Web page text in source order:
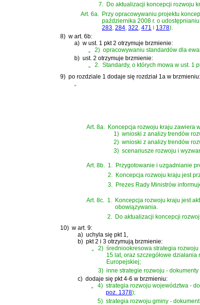
7. Do aktualizacji koncepcji rozwoju
Art. 6a. Przy opracowywaniu projektu
października 2008 r. o
283, 284, 322, 471 i 1378).
8) w art. 6b:
a) w ust. 1 pkt 2 otrzymuje brzmienie:
2) opracowywaniu standardów dla
b) ust. 2 otrzymuje brzmienie:
„
2. Standardy, o których mowa w ust. 1
9) po rozdziale 1 dodaje się rozdział 1a w brzmieniu:
„
Art. 8a. Koncepcja rozwoju kraju zawiera
1) wnioski z analizy trendów
2) wnioski z analizy trendów
3) scenariusze rozwoju i
Art. 8b. 1.
Przygotowanie i uzgadnianie
2.
Koncepcja rozwoju kraju jest
3.
Prezes Rady Ministrów
Art. 8c. 1.
Koncepcja rozwoju kraju jest
obowiązywania.
2.
Do aktualizacji koncepcji
10) w art. 9:
a) uchyla się pkt 1,
b) pkt 2 i 3 otrzymują brzmienie:
„
2) średniookresowa strategia
15 lat, oraz szczegółowe
Europejskiej;
3) inne strategie rozwoju -
c) dodaje się pkt 4-6 w brzmieniu:
„
4) strategia rozwoju województwa -
poz. 1378);
5) strategia rozwoju gminy -